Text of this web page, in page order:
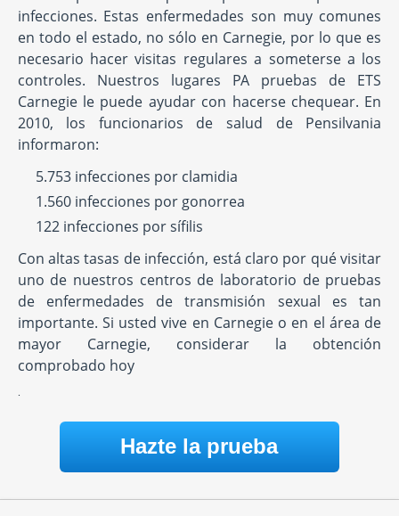
infecciones. Estas enfermedades son muy comunes
en todo el estado, no sólo en Carnegie, por lo que es
necesario hacer visitas regulares a someterse a los
controles. Nuestros lugares PA pruebas de ETS
Carnegie le puede ayudar con hacerse chequear. En
2010, los funcionarios de salud de Pensilvania
informaron:
5.753 infecciones por clamidia
1.560 infecciones por gonorrea
122 infecciones por sífilis
Con altas tasas de infección, está claro por qué visitar
uno de nuestros centros de laboratorio de pruebas
de enfermedades de transmisión sexual es tan
importante. Si usted vive en Carnegie o en el área de
mayor Carnegie, considerar la obtención
comprobado hoy
.
Hazte la prueba